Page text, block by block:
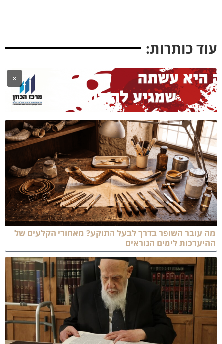
כותרות:
×
עובר השופר בדרך לבעל התוקע? מאחורי הקלעים של
לימים הנוראים